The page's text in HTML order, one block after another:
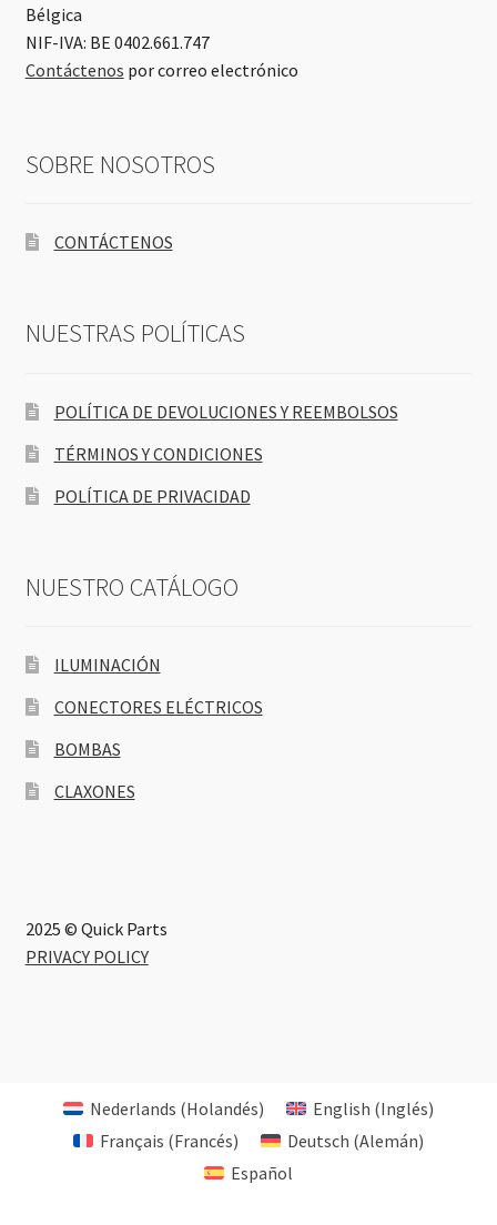
Bélgica
NIF-IVA: BE 0402.661.747
Contáctenos por correo electrónico
SOBRE NOSOTROS
CONTÁCTENOS
NUESTRAS POLÍTICAS
POLÍTICA DE DEVOLUCIONES Y REEMBOLSOS
TÉRMINOS Y CONDICIONES
POLÍTICA DE PRIVACIDAD
NUESTRO CATÁLOGO
ILUMINACIÓN
CONECTORES ELÉCTRICOS
BOMBAS
CLAXONES
2025 © Quick Parts
PRIVACY POLICY
Nederlands (Holandés) English (Inglés)
Français (Francés) Deutsch (Alemán)
Español